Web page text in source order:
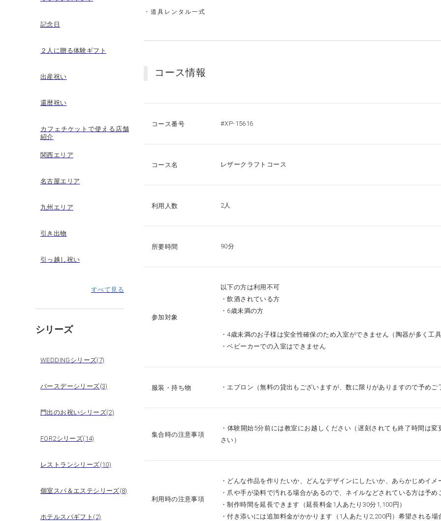
記念日
２人に贈る体験ギフト
出産祝い
還暦祝い
カフェチケットで使える店舗
紹介
関西エリア
名古屋エリア
九州エリア
引き出物
引っ越し祝い
すべて見る
シリーズ
WEDDINGシリーズ(7)
バースデーシリーズ(3)
門出のお祝いシリーズ(2)
FOR2シリーズ(14)
レストランシリーズ(10)
個室スパ＆エステシリーズ(8)
ホテルスパギフト(2)
・道具レンタル一式
コース情報
コース番号 #XP-15616
コース名 レザークラフトコース
利用人数 2人
所要時間 90分
参加対象
以下の方は利用不可
・飲酒されている方
・6歳未満の方
・4歳未満のお子様は安全性確保のため入室ができません（陶器が多く工
・ベビーカーでの入室はできません
服装・持ち物 ・エプロン（無料の貸出もございますが、数に限りがありますので予めご
集合時の注意事項
・体験開始5分前には教室にお越しください（遅刻されても終了時間は
さい）
利用時の注意事項
・どんな作品を作りたいか、どんなデザインにしたいか、あらかじめイ
・爪や手が染料で汚れる場合があるので、ネイルなどされている方は予め
・制作時間を延長できます（延長料金1人あたり30分1,100円）
・付き添いには追加料金がかかります（1人あたり2,200円）希望される